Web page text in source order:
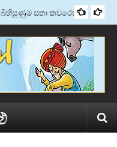
සතා කවරෙක්ද?